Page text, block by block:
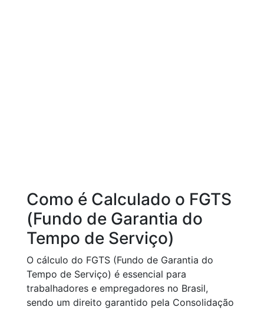
Como é Calculado o FGTS
(Fundo de Garantia do
Tempo de Serviço)
O cálculo do FGTS (Fundo de Garantia do
Tempo de Serviço) é essencial para
trabalhadores e empregadores no Brasil,
sendo um direito garantido pela Consolidação